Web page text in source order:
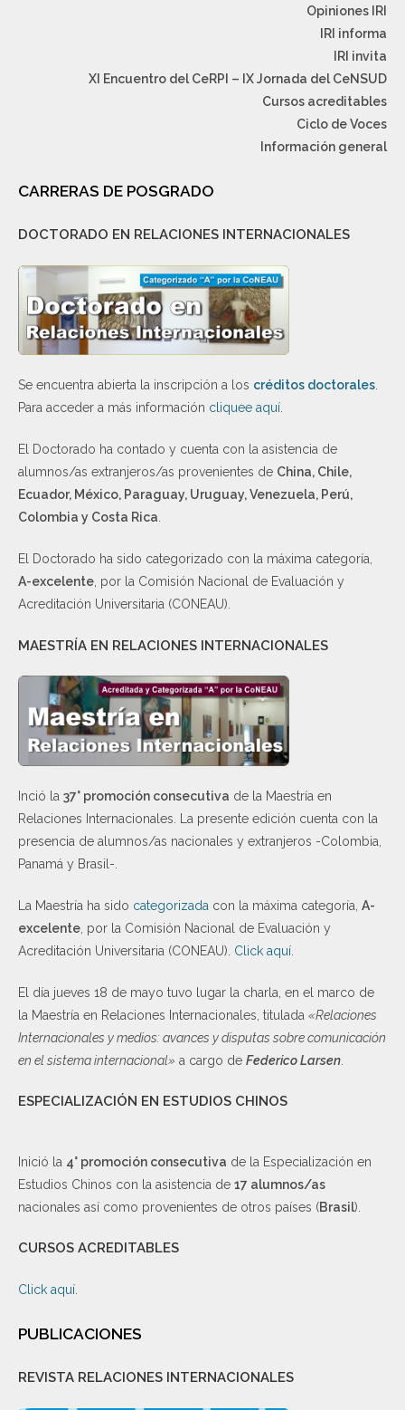
Opiniones IRI
IRI informa
IRI invita
XI Encuentro del CeRPI – IX Jornada del CeNSUD
Cursos acreditables
Ciclo de Voces
Información general
CARRERAS DE POSGRADO
DOCTORADO EN RELACIONES INTERNACIONALES
Se encuentra abierta la inscripción a los créditos doctorales.
Para acceder a más información cliquee aquí.
El Doctorado ha contado y cuenta con la asistencia de
alumnos/as extranjeros/as provenientes de China, Chile,
Ecuador, México, Paraguay, Uruguay, Venezuela, Perú,
Colombia y Costa Rica.
El Doctorado ha sido categorizado con la máxima categoría,
A-excelente, por la Comisión Nacional de Evaluación y
Acreditación Universitaria (CONEAU).
MAESTRÍA EN RELACIONES INTERNACIONALES
Inció la 37° promoción consecutiva de la Maestría en
Relaciones Internacionales. La presente edición cuenta con la
presencia de alumnos/as nacionales y extranjeros -Colombia,
Panamá y Brasil-.
La Maestría ha sido categorizada con la máxima categoría, A-
excelente , por la Comisión Nacional de Evaluación y
Acreditación Universitaria (CONEAU). Click aquí
El día jueves 18 de mayo tuvo lugar la charla, en el marco de
la Maestría en Relaciones Internacionales, titulada «Relaciones
Internacionales y medios: avances y disputas sobre comunicación
en el sistema internacional» a cargo de Federico Larsen
ESPECIALIZACIÓN EN ESTUDIOS CHINOS
Inició la 4° promoción consecutiva de la Especialización en
Estudios Chinos con la asistencia de 17 alumnos/as
nacionales así como provenientes de otros países (Brasil).
CURSOS ACREDITABLES
Click aquí
PUBLICACIONES
REVISTA RELACIONES INTERNACIONALES